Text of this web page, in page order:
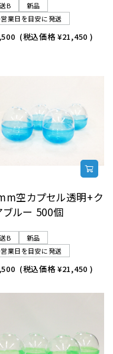
B
新品
業日を目安に発送
(税込価格¥21,450 )
空カプセル透明+ク
ブルー 500個
B
新品
業日を目安に発送
(税込価格¥21,450 )